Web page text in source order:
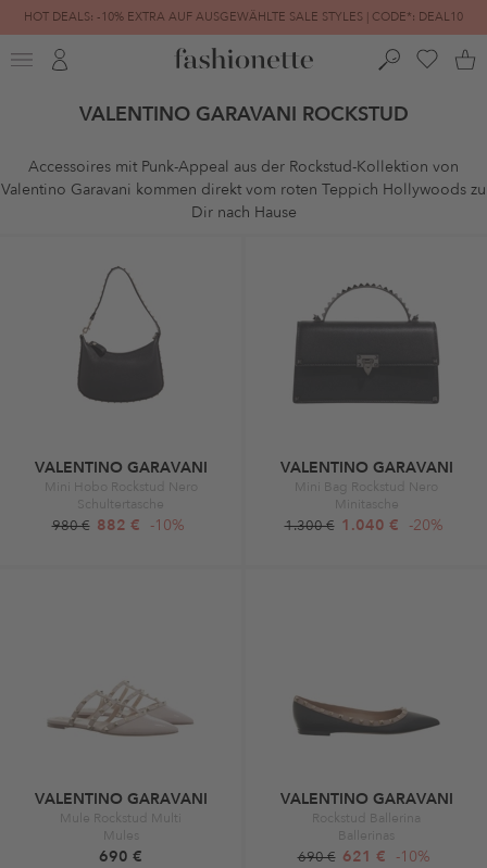
HOT DEALS: -10% EXTRA AUF AUSGEWÄHLTE SALE STYLES | CODE*: DEAL10
FINAL SALE | BIS ZU -80% REDUZIERT
VALENTINO GARAVANI ROCKSTUD
Accessoires mit Punk-Appeal aus der Rockstud-Kollektion von
Valentino Garavani kommen direkt vom roten Teppich Hollywoods zu
Dir nach Hause
VALENTINO GARAVANI
Mini Hobo Rockstud Nero
Schultertasche
980 € 882 € -10%
VALENTINO GARAVANI
Mini Bag Rockstud Nero
Minitasche
1.300 € 1.040 € -20%
VALENTINO GARAVANI
Mule Rockstud Multi
Mules
690 €
VALENTINO GARAVANI
Rockstud Ballerina
Ballerinas
690 € 621 € -10%